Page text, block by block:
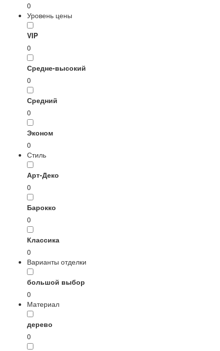
0
Уровень цены
VIP
0
Средне-высокий
0
Средний
0
Эконом
0
Стиль
Арт-Деко
0
Барокко
0
Классика
0
Варианты отделки
большой выбор
0
Материал
дерево
0